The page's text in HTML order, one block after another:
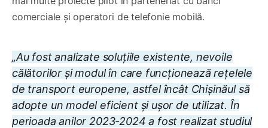
comerciale și operatori de telefonie mobilă.
„Au fost analizate soluțiile existente, nevoile
călătorilor și modul în care funcționează rețelele
de transport europene, astfel încât Chișinăul să
adopte un model eficient și ușor de utilizat. În
perioada anilor 2023-2024 a fost realizat studiul